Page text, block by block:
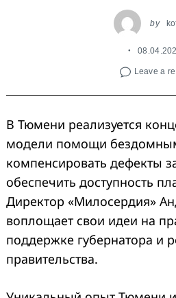
by
Leave a
В Тюмени реализуется
модели помощи
компенсировать дефекты
обеспечить доступность
Директор «Милосердия»
воплощает свои идеи на
поддержке губернатора и
правительства.